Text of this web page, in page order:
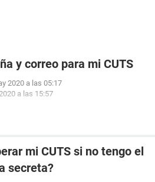
y correo para mi CUTS
2020 a las 05:17
a las 15:57
mi CUTS si no tengo el
secreta?